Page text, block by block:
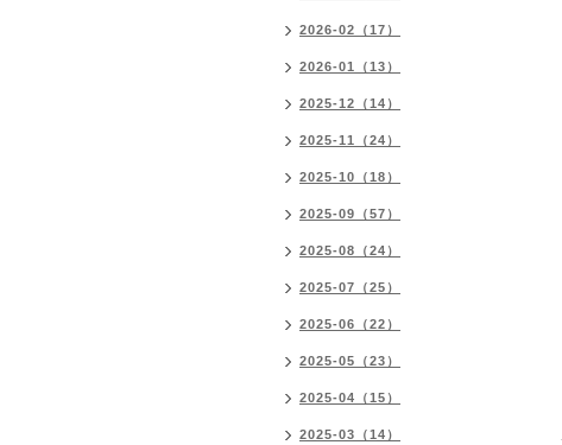
2026-02（17）
2026-01（13）
2025-12（14）
2025-11（24）
2025-10（18）
2025-09（57）
2025-08（24）
2025-07（25）
2025-06（22）
2025-05（23）
2025-04（15）
2025-03（14）